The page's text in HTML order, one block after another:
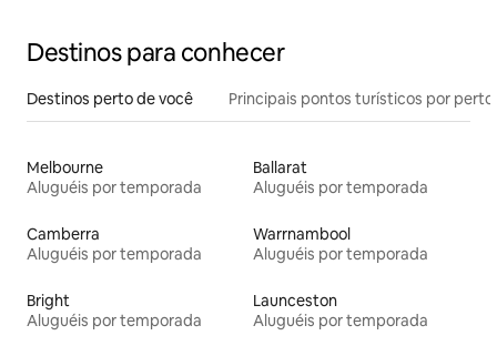
Destinos para conhecer
Destinos perto de você Principais pontos turísticos por perto
Melbourne
Aluguéis por temporada
Ballarat
Aluguéis por temporada
Camberra
Aluguéis por temporada
Warrnambool
Aluguéis por temporada
Bright
Aluguéis por temporada
Launceston
Aluguéis por temporada